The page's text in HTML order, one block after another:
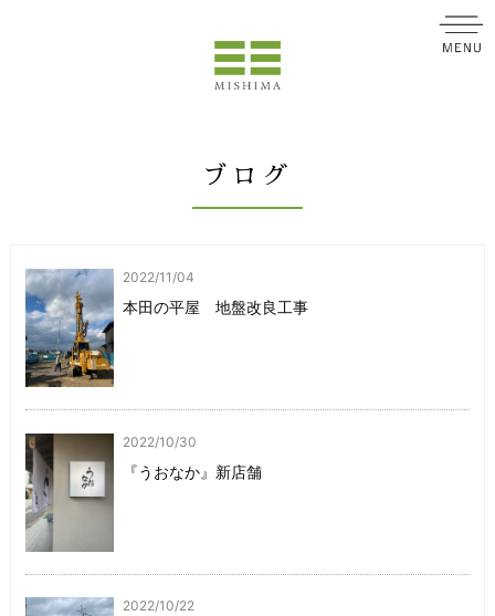
ブログ
2022/11/04
本田の平屋 地盤改良工事
2022/10/30
『うおなか』新店舗
2022/10/22